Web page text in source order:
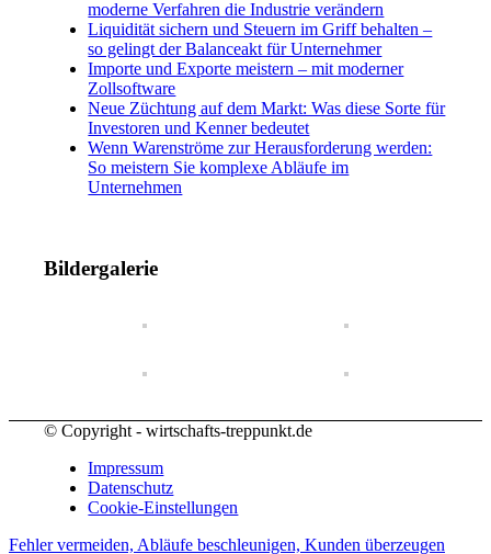
moderne Verfahren die Industrie verändern
Liquidität sichern und Steuern im Griff behalten –
so gelingt der Balanceakt für Unternehmer
Importe und Exporte meistern – mit moderner
Zollsoftware
Neue Züchtung auf dem Markt: Was diese Sorte für
Investoren und Kenner bedeutet
Wenn Warenströme zur Herausforderung werden:
So meistern Sie komplexe Abläufe im
Unternehmen
Bildergalerie
© Copyright - wirtschafts-treppunkt.de
Impressum
Datenschutz
Cookie-Einstellungen
Fehler vermeiden, Abläufe beschleunigen, Kunden überzeugen